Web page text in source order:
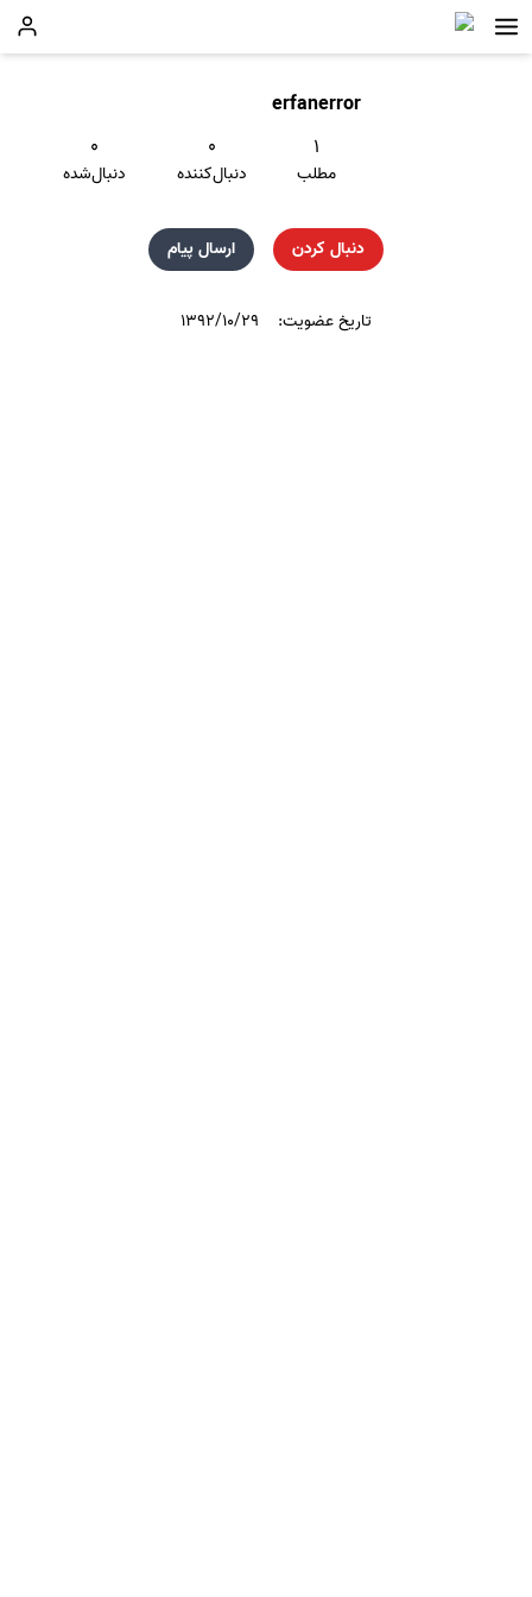
erfanerror
۱
مطلب
۰
دنبال‌کننده
۰
دنبال‌شده
دنبال کردن ارسال پیام
تاریخ عضویت: ۱۳۹۲/۱۰/۲۹